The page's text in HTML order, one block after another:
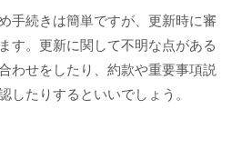
手続きは簡単ですが、更新時に審
す。更新に関して不明な点がある
わせをしたり、約款や重要事項説
したりするといいでしょう。